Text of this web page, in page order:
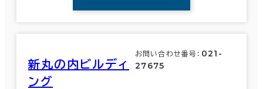
新丸の内ビルディ
ング
お問い合わせ番号： 021-
27675